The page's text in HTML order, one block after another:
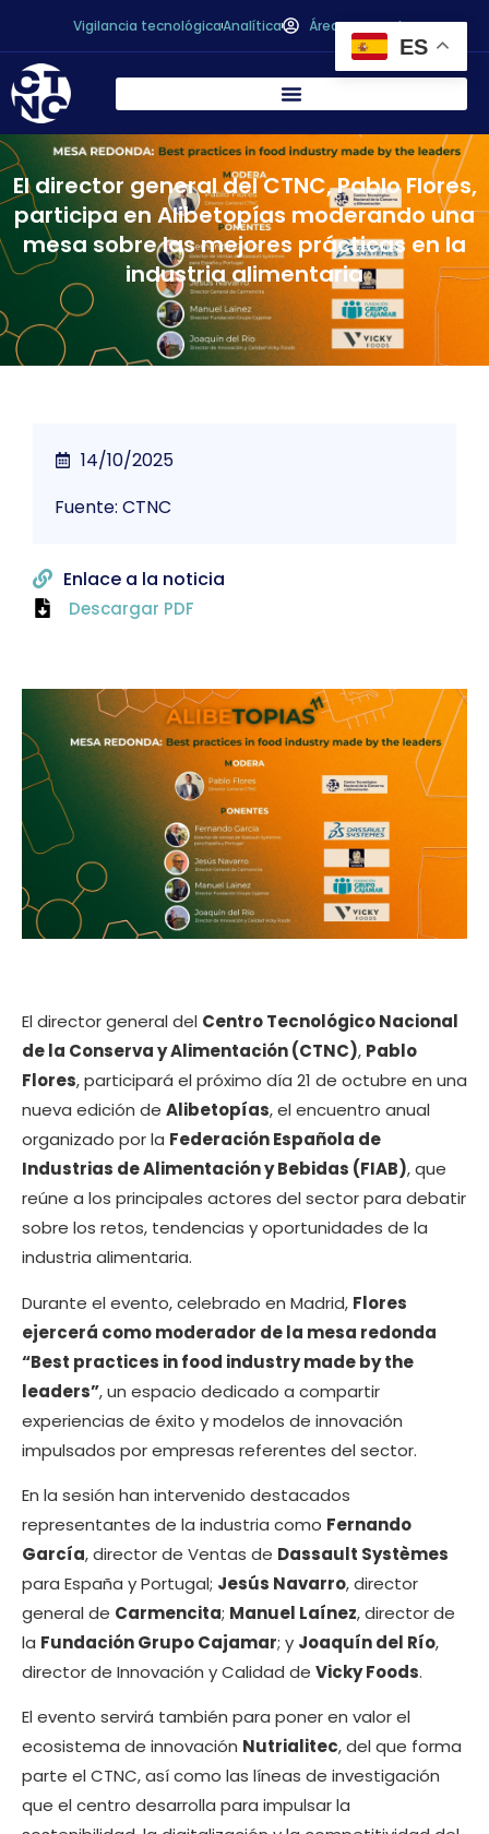
Vigilancia tecnológicaAnalítica Área personal
El director general del CTNC, Pablo Flores,
participa en Alibetopías moderando una
mesa sobre las mejores prácticas en la
industria alimentaria
El director general del Centro Tecnológico Nacional
de la Conserva y Alimentación (CTNC), Pablo
Flores, participará el próximo día 21 de octubre en una
nueva edición de Alibetopías, el encuentro anual
organizado por la Federación Española de
Industrias de Alimentación y Bebidas (FIAB), que
reúne a los principales actores del sector para debatir
sobre los retos, tendencias y oportunidades de la
industria alimentaria.
Durante el evento, celebrado en Madrid, Flores
ejercerá como moderador de la mesa redonda
“Best practices in food industry made by the
leaders”, un espacio dedicado a compartir
experiencias de éxito y modelos de innovación
impulsados por empresas referentes del sector.
En la sesión han intervenido destacados
representantes de la industria como Fernando
García, director de Ventas de Dassault Systèmes
para España y Portugal; Jesús Navarro, director
general de Carmencita; Manuel Laínez, director de
la Fundación Grupo Cajamar; y Joaquín del Río,
director de Innovación y Calidad de Vicky Foods.
El evento servirá también para poner en valor el
ecosistema de innovación Nutrialitec, del que forma
parte el CTNC, así como las líneas de investigación
que el centro desarrolla para impulsar la
14/10/2025
Fuente: CTNC
Enlace a la noticia
Descargar PDF
ES